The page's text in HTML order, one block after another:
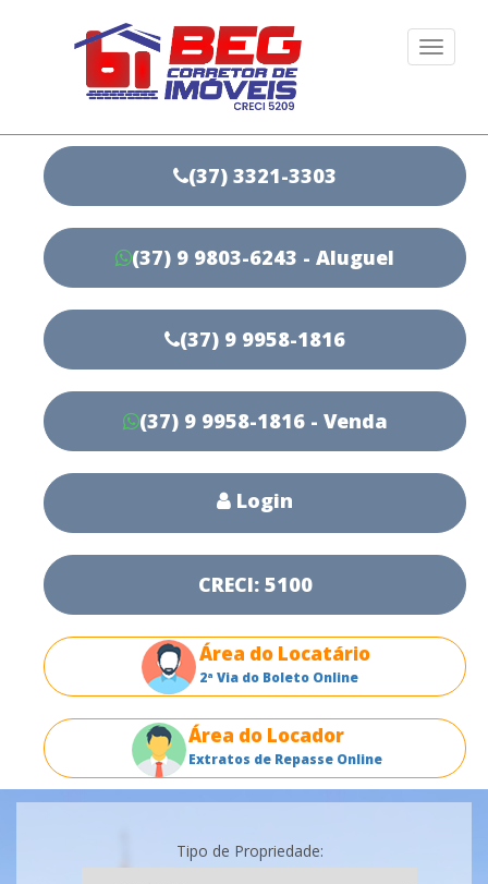
(37) 3321-3303
(37) 9 9803-6243 - Aluguel
(37) 9 9958-1816
(37) 9 9958-1816 - Venda
Login
CRECI: 5100
Área do Locatário
2ª Via do Boleto Online
Área do Locador
Extratos de Repasse Online
Tipo de Propriedade: